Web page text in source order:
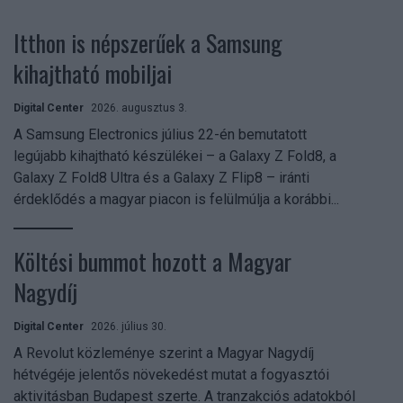
Itthon is népszerűek a Samsung
kihajtható mobiljai
Digital Center 2026. augusztus 3.
A Samsung Electronics július 22-én bemutatott
legújabb kihajtható készülékei – a Galaxy Z Fold8, a
Galaxy Z Fold8 Ultra és a Galaxy Z Flip8 – iránti
érdeklődés a magyar piacon is felülmúlja a korábbi...
Költési bummot hozott a Magyar
Nagydíj
Digital Center 2026. július 30.
A Revolut közleménye szerint a Magyar Nagydíj
hétvégéje jelentős növekedést mutat a fogyasztói
aktivitásban Budapest szerte. A tranzakciós adatokból